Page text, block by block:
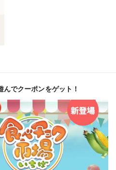
んでクーポンをゲット！